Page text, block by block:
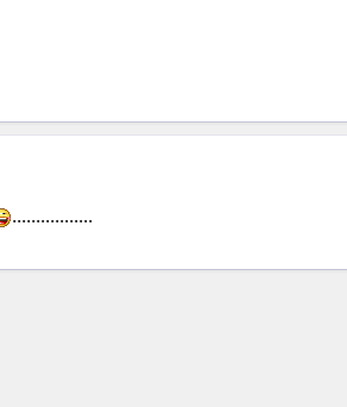
.................